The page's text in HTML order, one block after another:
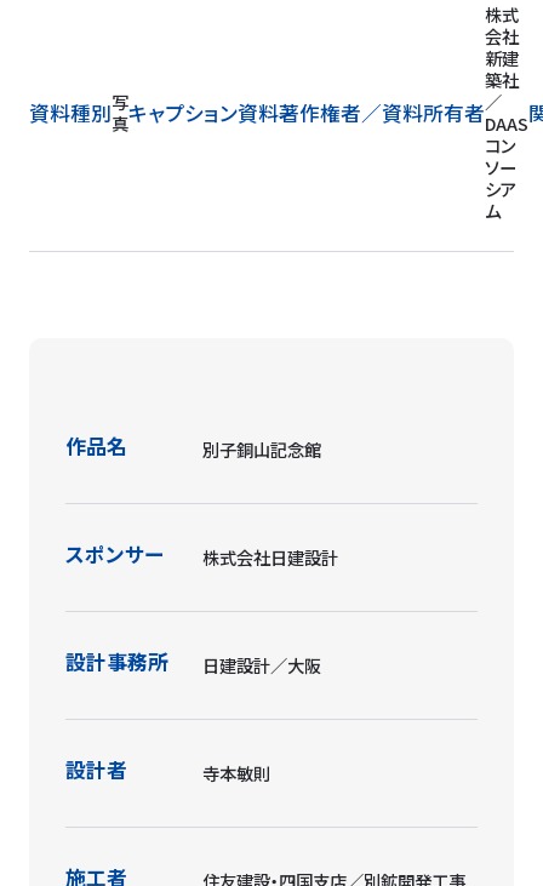
資料種別写
真キャプション資料著作権者／資料所有者
株式
会社
新建
築社
／
DAAS
コン
ソー
シア
ム
作品名 別子銅山記念館
スポンサー 株式会社日建設計
設計事務所 日建設計／大阪
設計者 寺本敏則
施工者 住友建設・四国支店／別鉱開発工事